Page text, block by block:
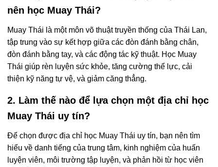
nên học Muay Thái?
Muay Thái là một môn võ thuật truyền thống của Thái Lan,
tập trung vào sự kết hợp giữa các đòn đánh bằng chân,
đòn đánh bằng tay, và các động tác kỹ thuật. Học Muay
Thái giúp rèn luyện sức khỏe, tăng cường thể lực, cải
thiện kỹ năng tự vệ, và giảm căng thẳng.
2. Làm thế nào để lựa chọn một địa chỉ học
Muay Thái uy tín?
Để chọn được địa chỉ học Muay Thái uy tín, bạn nên tìm
hiểu về danh tiếng của trung tâm, kinh nghiệm của huấn
luyện viên, môi trường tập luyện, và phản hồi từ học viên